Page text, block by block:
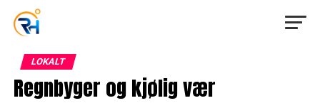
LOKALT
Regnbyger og kjølig vær